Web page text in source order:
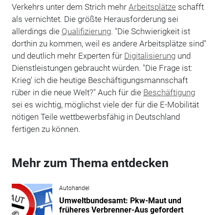
Verkehrs unter dem Strich mehr Arbeitsplätze schafft
als vernichtet. Die größte Herausforderung sei
allerdings die Qualifizierung. "Die Schwierigkeit ist
dorthin zu kommen, weil es andere Arbeitsplätze sind"
und deutlich mehr Experten für Digitalisierungund
Dienstleistungen gebraucht würden. "Die Frage ist:
Krieg' ich die heutige Beschäftigungsmannschaft
rüber in die neue Welt?" Auch für die Beschäftigung
sei es wichtig, möglichst viele der für die E-Mobilität
nötigen Teile wettbewerbsfähig in Deutschland
fertigen zu können.
Mehr zum Thema entdecken
Autohandel
Umweltbundesamt: Pkw-Maut und
früheres Verbrenner-Aus gefordert